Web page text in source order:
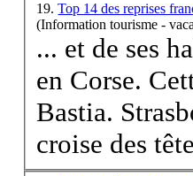
19.Top 14 des reprises
(Information tourisme -
... et de ses
en Corse.
Bastia.
croise des